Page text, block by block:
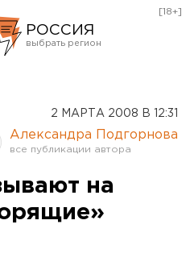
РОССИЯ
Оренбург
[18+]
2 МАРТА 2008 В 12:31
Александра Подгорнова
на